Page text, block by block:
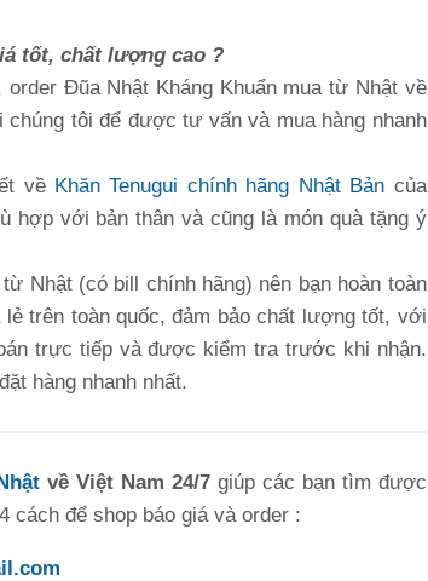
tốt, chất lượng cao ?
Đũa Nhật Kháng Khuẩn mua từ Nhật về
tôi để được tư vấn và mua hàng nhanh
về Khăn Tenugui chính hãng Nhật Bản của
hợp với bản thân và cũng là món quà tặng ý
từ Nhật (có bill chính hãng) nên bạn hoàn toàn
trên toàn quốc, đảm bảo chất lượng tốt, với
trực tiếp và được kiểm tra trước khi nhận.
hàng nhanh nhất.
về Việt Nam 24/7giúp các bạn tìm được
cách để shop báo giá và order :